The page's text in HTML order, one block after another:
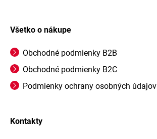
Všetko o nákupe
Obchodné podmienky B2B
Obchodné podmienky B2C
Podmienky ochrany osobných údajov
Kontakty